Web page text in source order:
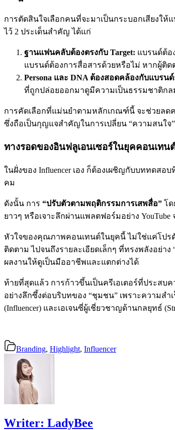
การตัดสินใจเลือกคนที่จะมาเป็นกระบอกเสียงใ
ไว้ 2 ประเด็นสำคัญ ได้แก่
ฐานแฟนคลับต้องตรงกับ Target: แบรนด์ต้อ
แบรนด์ต้องการสื่อสารด้วยหรือไม่ หากผู้ติ
Persona และ DNA ต้องสอดคล้องกับแบรนด์
ที่ถูกปล่อยออกมาดูมีความเป็นธรรมชาติก
การคัดเลือกที่แม่นยำตามหลักเกณฑ์นี้ จะช่วยลด
ซึ่งถือเป็นกุญแจสำคัญในการเปลี่ยน “ความสนใจ
ทางรอดของอินฟลูเอนเซอร์ในยุคคอนเทน
ในฝั่งของ Influencer เอง ก็ต้องเผชิญกับบททด
คม
ดังนั้น การ “ปรับตัวตามพฤติกรรมการเสพสื่อ” โ
ยาวๆ หรือเจาะลึกผ่านแพลตฟอร์มอย่าง
หัวใจของคุณภาพคอนเทนต์ในยุคนี้ ไม่ใช่แค่โปร
ติดตาม ไปจนถึงรายละเอียดเล็กๆ ที่ทรงพลังอย่า
ผลงานให้ดูเป็นมืออาชีพและแตกต่างได้
ท้ายที่สุดแล้ว การก้าวขึ้นเป็นครีเอเตอร์ที่ประสบ
อย่างลึกซึ้งต่อบริบทของ “ชุมชน” เพราะความสำ
(Influencer) และเอเจนซี่ผู้เชี่ยวชาญด้านกลยุทธ์
Branding, Highlight, Influencer
Writer: LadyBee